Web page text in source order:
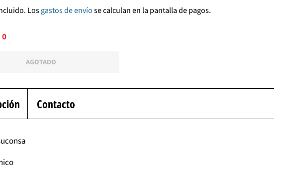
venta
Losgastos de envíose calculan en la pantalla de pagos.
0
AGOTADO
Contacto